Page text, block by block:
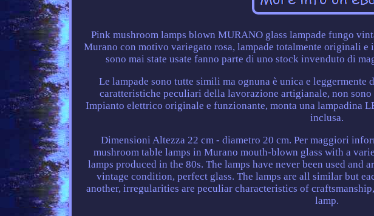
Pink mushroom lamps blown MURANO glass lampade fungo
Murano con motivo variegato rosa, lampade totalmente originali
sono mai state usate fanno parte di uno stock invenduto di
Le lampade sono tutte simili ma ognuna è unica e
caratteristiche peculiari della lavorazione artigianale, non
Impianto elettrico originale e funzionante, monta una lampadina
inclusa.
Dimensioni Altezza 22 cm - diametro 20 cm. Per maggiori
mushroom table lamps in Murano mouth-blown glass with a
lamps produced in the 80s. The lamps have never been used and
vintage condition, perfect glass. The lamps are all similar but
another, irregularities are peculiar characteristics of
lamp.